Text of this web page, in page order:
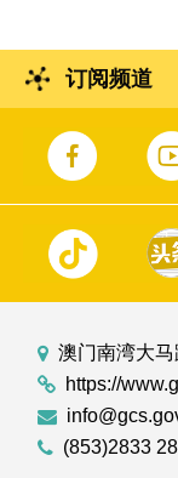
订阅频道
澳门南湾大
https://
(853)2833